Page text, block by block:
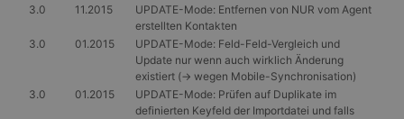
3.0
11.2015
UPDATE-Mode: Entfernen von NUR vom Agent
erstellten Kontakten
3.0
01.2015
UPDATE-Mode: Feld-Feld-Vergleich und
Update nur wenn auch wirklich Änderung
existiert (-> wegen Mobile-Synchronisation)
3.0
01.2015
UPDATE-Mode: Prüfen auf Duplikate im
definierten Keyfeld der Importdatei und falls